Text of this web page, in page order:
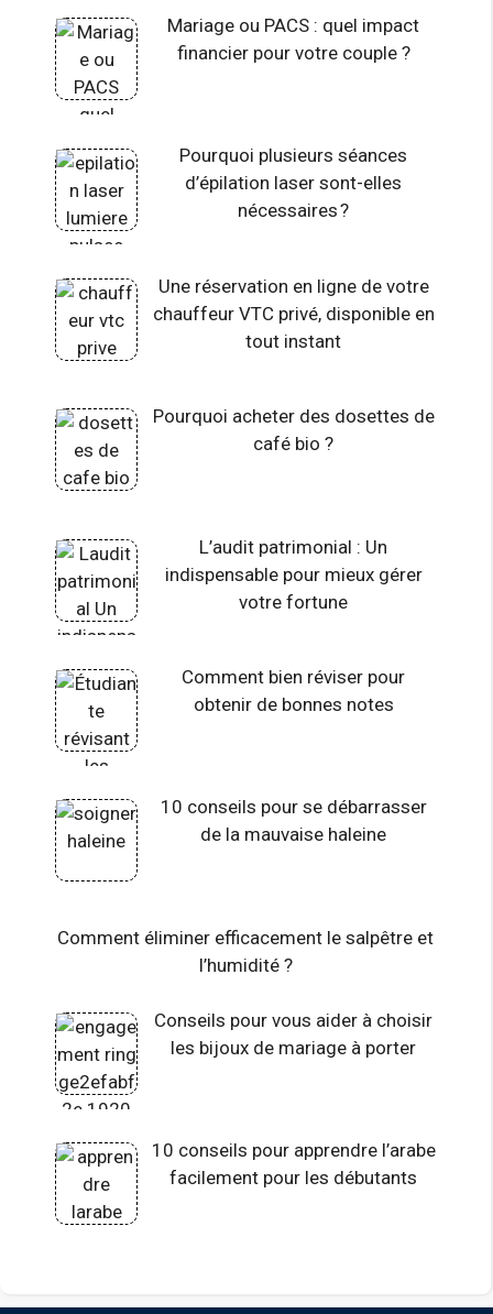
Mariage ou PACS : quel impact
financier pour votre couple ?
Pourquoi plusieurs séances
d’épilation laser sont-elles
nécessaires ?
Une réservation en ligne de votre
chauffeur VTC privé, disponible en
tout instant
Pourquoi acheter des dosettes de
café bio ?
L’audit patrimonial : Un
indispensable pour mieux gérer
votre fortune
Comment bien réviser pour
obtenir de bonnes notes
10 conseils pour se débarrasser
de la mauvaise haleine
Comment éliminer efficacement le salpêtre et
l’humidité ?
Conseils pour vous aider à choisir
les bijoux de mariage à porter
10 conseils pour apprendre l’arabe
facilement pour les débutants